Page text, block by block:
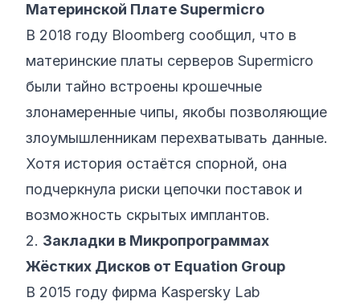
Материнской Плате Supermicro
В 2018 году Bloomberg сообщил, что в
материнские платы серверов Supermicro
были тайно встроены крошечные
злонамеренные чипы, якобы позволяющие
злоумышленникам перехватывать данные.
Хотя история остаётся спорной, она
подчеркнула риски цепочки поставок и
возможность скрытых имплантов.
2. Закладки в Микропрограммах
Жёстких Дисков от Equation Group
В 2015 году фирма Kaspersky Lab